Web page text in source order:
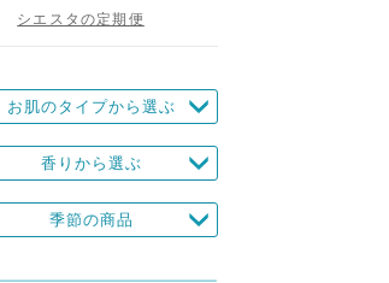
シエスタの定期便
お肌のタイプから選ぶ
香りから選ぶ
季節の商品